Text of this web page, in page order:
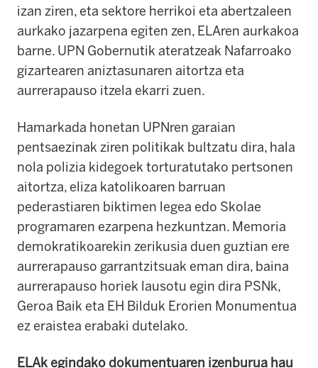
izan ziren, eta sektore herrikoi eta abertzaleen
aurkako jazarpena egiten zen, ELAren aurkakoa
barne. UPN Gobernutik ateratzeak Nafarroako
gizartearen aniztasunaren aitortza eta
aurrerapauso itzela ekarri zuen.
Hamarkada honetan UPNren garaian
pentsaezinak ziren politikak bultzatu dira, hala
nola polizia kidegoek torturatutako pertsonen
aitortza, eliza katolikoaren barruan
pederastiaren biktimen legea edo Skolae
programaren ezarpena hezkuntzan. Memoria
demokratikoarekin zerikusia duen guztian ere
aurrerapauso garrantzitsuak eman dira, baina
aurrerapauso horiek lausotu egin dira PSNk,
Geroa Baik eta EH Bilduk Erorien Monumentua
ez eraistea erabaki dutelako.
ELAk egindako dokumentuaren izenburua hau